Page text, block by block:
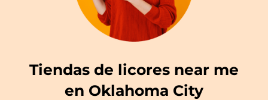
Tiendas de licores near me
en Oklahoma City